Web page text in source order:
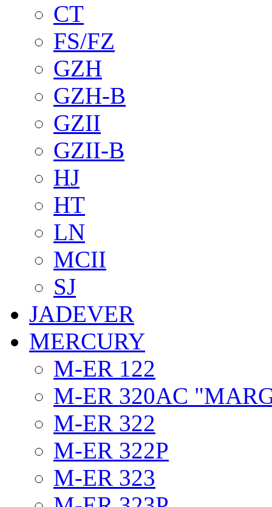
CT
FS/FZ
GZH
GZH-B
GZII
GZII-B
HJ
HT
LN
MCII
SJ
JADEVER
MERCURY
M-ER 122
M-ER 320AC
M-ER 322
M-ER 322P
M-ER 323